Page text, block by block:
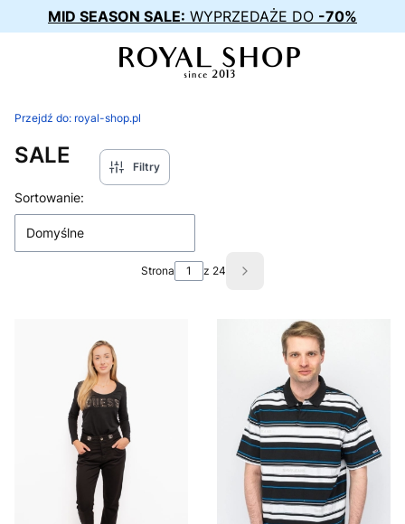
MID SEASON SALE: WYPRZEDAŻE DO -70%
Przejdź do: royal-shop.pl
SALE Filtry
Lista produktów
Sortowanie:
Domyślne
Strona z 24 Następne produkty